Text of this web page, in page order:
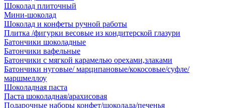
Шоколад плиточный
Мини-шоколад
Шоколад и конфеты ручной работы
Плитка /фигурки весовые из кондитерской глазури
Батончики шоколадные
Батончики вафельные
Батончики с мягкой карамелью орехами,злаками
Батончики нуговые/ марципановые/кокосовые/суфле/
маршмеллоу
Шоколадная паста
Паста шоколадная/арахисовая
Подарочные наборы конфет/шоколада/печенья